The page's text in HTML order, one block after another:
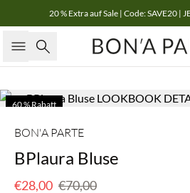
20 % Extra auf Sale | Code: SAVE20 |
Suche
60 % Rabatt
BON'A PARTE
BPlaura Bluse
€28,00 €70,00